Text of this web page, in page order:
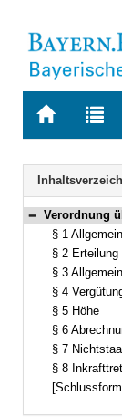
Zur
Zur
Bereich
Verordnung über eine
§ 1
§ 2
§ 3
§ 4
§ 5 Höhe
§ 6
§ 7
§ 8